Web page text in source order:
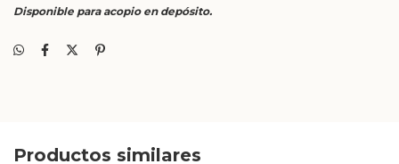
Disponible para acopio en depósito.
Productos similares